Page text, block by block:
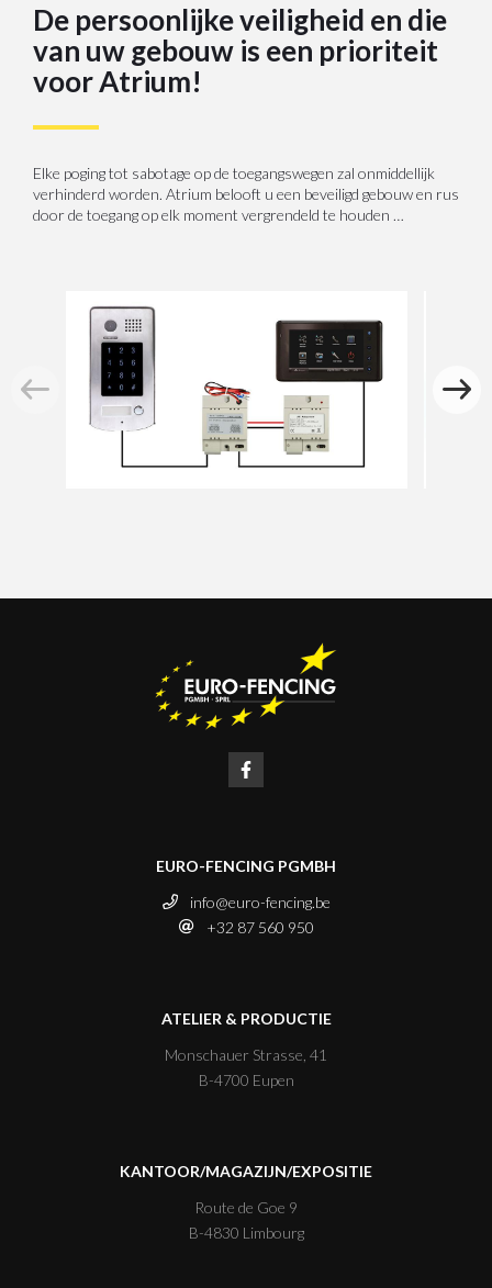
De persoonlijke veiligheid en die
van uw gebouw is een prioriteit
voor Atrium!
Elke poging tot sabotage op de toegangswegen zal onmiddellijk
verhinderd worden. Atrium belooft u een beveiligd gebouw en rus
door de toegang op elk moment vergrendeld te houden …
EURO-FENCING PGMBH
info@euro-fencing.be
+32 87 560 950
ATELIER & PRODUCTIE
Monschauer Strasse, 41
B-4700 Eupen
KANTOOR/MAGAZIJN/EXPOSITIE
Route de Goe 9
B-4830 Limbourg